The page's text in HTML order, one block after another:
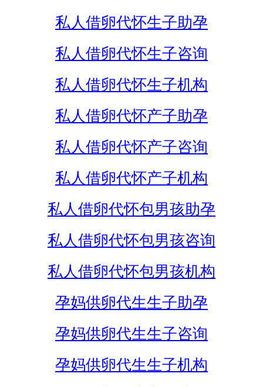
私人借卵代怀生子助孕
私人借卵代怀生子咨询
私人借卵代怀生子机构
私人借卵代怀产子助孕
私人借卵代怀产子咨询
私人借卵代怀产子机构
私人借卵代怀包男孩助孕
私人借卵代怀包男孩咨询
私人借卵代怀包男孩机构
孕妈供卵代生生子助孕
孕妈供卵代生生子咨询
孕妈供卵代生生子机构